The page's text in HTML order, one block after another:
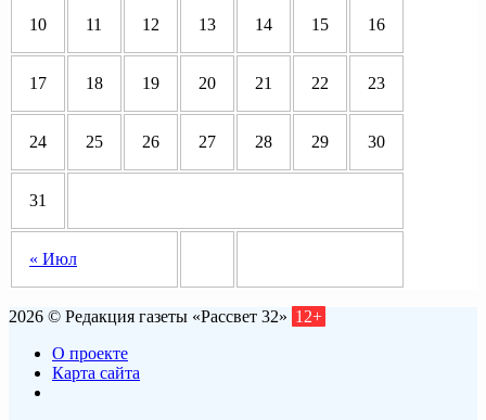
« Июл
10 11 12 13 14 15 16
17 18 19 20 21 22 23
24 25 26 27 28 29 30
31
2026 © Редакция газеты «Рассвет 32» 12+
О проекте
Карта сайта